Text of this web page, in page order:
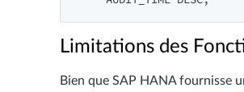
Limitations des
Bien que SAP HANA fournisse